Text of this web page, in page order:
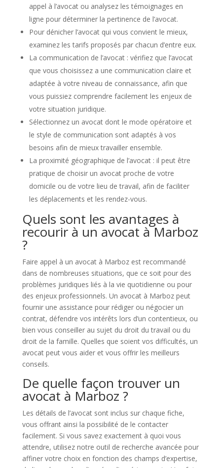
appel à l’avocat ou analysez les témoignages en
ligne pour déterminer la pertinence de l’avocat.
Pour dénicher l’avocat qui vous convient le mieux,
examinez les tarifs proposés par chacun d’entre eux.
La communication de l’avocat : vérifiez que l’avocat
que vous choisissez a une communication claire et
adaptée à votre niveau de connaissance, afin que
vous puissiez comprendre facilement les enjeux de
votre situation juridique.
Sélectionnez un avocat dont le mode opératoire et
le style de communication sont adaptés à vos
besoins afin de mieux travailler ensemble.
La proximité géographique de l’avocat : il peut être
pratique de choisir un avocat proche de votre
domicile ou de votre lieu de travail, afin de faciliter
les déplacements et les rendez-vous.
Quels sont les avantages à
recourir à un avocat à Marboz
?
Faire appel à un avocat à Marboz est recommandé
dans de nombreuses situations, que ce soit pour des
problèmes juridiques liés à la vie quotidienne ou pour
des enjeux professionnels. Un avocat à Marboz peut
fournir une assistance pour rédiger ou négocier un
contrat, défendre vos intérêts lors d’un contentieux, ou
bien vous conseiller au sujet du droit du travail ou du
droit de la famille. Quelles que soient vos difficultés, un
avocat peut vous aider et vous offrir les meilleurs
conseils.
De quelle façon trouver un
avocat à Marboz ?
Les détails de l’avocat sont inclus sur chaque fiche,
vous offrant ainsi la possibilité de le contacter
facilement. Si vous savez exactement à quoi vous
attendre, utilisez notre outil de recherche avancée pour
affiner votre choix en fonction des champs d’expertise,